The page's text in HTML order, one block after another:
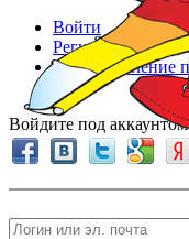
Войти
Регистрация
Восстановление
Войдите под